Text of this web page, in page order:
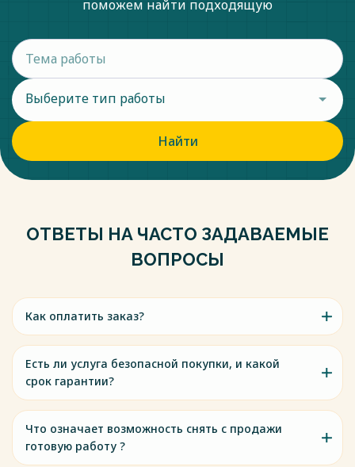
Социальные технологии в современном управлении: сборник
Весь текст будет доступен
поможем найти подходящую
Выберите тип работы
Найти
ОТВЕТЫ НА ЧАСТО ЗАДАВАЕМЫЕ
ВОПРОСЫ
Как оплатить заказ?
Есть ли услуга безопасной покупки, и какой
срок гарантии?
Что означает возможность снять с продажи
готовую работу ?